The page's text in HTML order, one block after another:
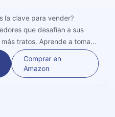
la clave para vender?
que desafían a sus
tratos. Aprende a tomar
transformar tu enfoque
en más de 6,000
Comprar en
Amazon